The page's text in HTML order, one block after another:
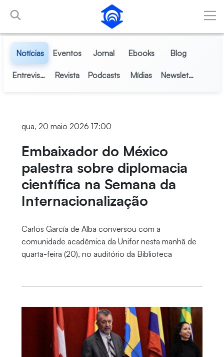
Pular para o Conteúdo principal
Notícias Eventos Jornal Ebooks Blog
Entrevistas Revista Podcasts Mídias Newsletter
qua, 20 maio 2026 17:00
Embaixador do México
palestra sobre diplomacia
científica na Semana da
Internacionalização
Carlos García de Alba conversou com a
comunidade acadêmica da Unifor nesta manhã de
quarta-feira (20), no auditório da Biblioteca